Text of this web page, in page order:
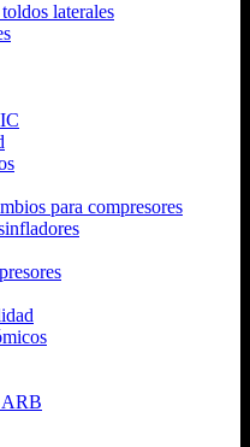
laterales
para compresores
ARB